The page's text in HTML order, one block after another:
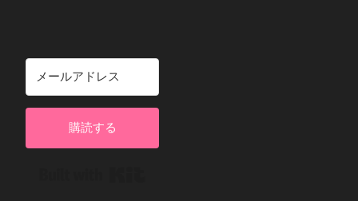
購読する